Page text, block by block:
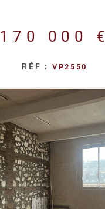
170 000 €
RÉF :VP2550